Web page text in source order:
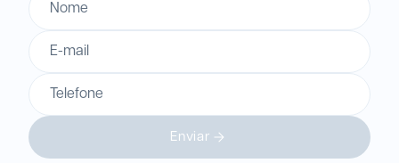
Nome
E-mail
Telefone
Enviar